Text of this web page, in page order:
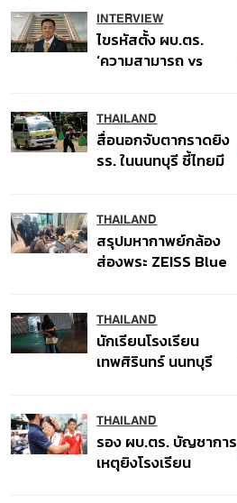
INTERVIEW
ไขรหัสตั้ง ผบ.ตร.
‘ความสามารถ vs
พล.ต.อ. เอก อังสนา
นนท์
THAILAND
สื่อนอกจับตากราดยิง
รร. ในนนทบุรี ชี้ไทยมี
THAILAND
สรุปมหากาพย์กล้อง
ส่องพระ ZEISS Blue
พิพาท ‘มาเวลล์ฯ’ ฟ้อง
‘โทน บางแค’ ผิดนัด
จ่ายหนี้-แอบระบุ
THAILAND
นักเรียนโรงเรียน
เทพศิรินทร์ นนทบุรี
เหตุใช้อาวุธปืนภายใน
โรงเรียนคลี่คลาย
THAILAND
รอง ผบ.ตร. บัญชาการ
เหตุยิงโรงเรียน